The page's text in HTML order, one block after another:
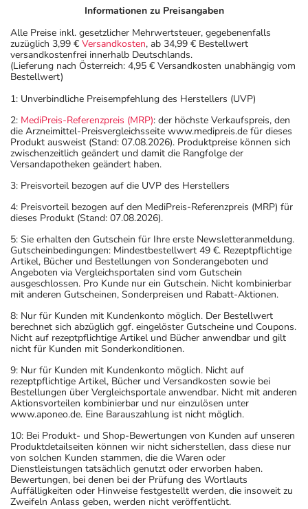
Informationen zu Preisangaben
Alle Preise inkl. gesetzlicher Mehrwertsteuer, gegebenenfalls
zuzüglich 3,99 € Versandkosten, ab 34,99 € Bestellwert
versandkostenfrei innerhalb Deutschlands.
(Lieferung nach Österreich: 4,95 € Versandkosten unabhängig vom
Bestellwert)
1: Unverbindliche Preisempfehlung des Herstellers (UVP)
2: MediPreis-Referenzpreis (MRP): der höchste Verkaufspreis, den
die Arzneimittel-Preisvergleichsseite www.medipreis.de für dieses
Produkt ausweist (Stand: 07.08.2026). Produktpreise können sich
zwischenzeitlich geändert und damit die Rangfolge der
Versandapotheken geändert haben.
3: Preisvorteil bezogen auf die UVP des Herstellers
4: Preisvorteil bezogen auf den MediPreis-Referenzpreis (MRP) für
dieses Produkt (Stand: 07.08.2026).
5: Sie erhalten den Gutschein für Ihre erste Newsletteranmeldung.
Gutscheinbedingungen: Mindestbestellwert 49 €. Rezeptpflichtige
Artikel, Bücher und Bestellungen von Sonderangeboten und
Angeboten via Vergleichsportalen sind vom Gutschein
ausgeschlossen. Pro Kunde nur ein Gutschein. Nicht kombinierbar
mit anderen Gutscheinen, Sonderpreisen und Rabatt-Aktionen.
8: Nur für Kunden mit Kundenkonto möglich. Der Bestellwert
berechnet sich abzüglich ggf. eingelöster Gutscheine und Coupons.
Nicht auf rezeptpflichtige Artikel und Bücher anwendbar und gilt
nicht für Kunden mit Sonderkonditionen.
9: Nur für Kunden mit Kundenkonto möglich. Nicht auf
rezeptpflichtige Artikel, Bücher und Versandkosten sowie bei
Bestellungen über Vergleichsportale anwendbar. Nicht mit anderen
Aktionsvorteilen kombinierbar und nur einzulösen unter
www.aponeo.de. Eine Barauszahlung ist nicht möglich.
10: Bei Produkt- und Shop-Bewertungen von Kunden auf unseren
Produktdetailseiten können wir nicht sicherstellen, dass diese nur
von solchen Kunden stammen, die die Waren oder
Dienstleistungen tatsächlich genutzt oder erworben haben.
Bewertungen, bei denen bei der Prüfung des Wortlauts
Auffälligkeiten oder Hinweise festgestellt werden, die insoweit zu
Zweifeln Anlass geben, werden nicht veröffentlicht.